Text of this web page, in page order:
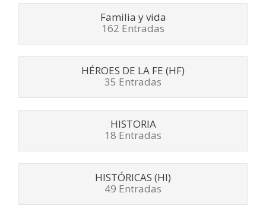
Familia y vida
162 Entradas
HÉROES DE LA FE (HF)
35 Entradas
HISTORIA
18 Entradas
HISTÓRICAS (HI)
49 Entradas